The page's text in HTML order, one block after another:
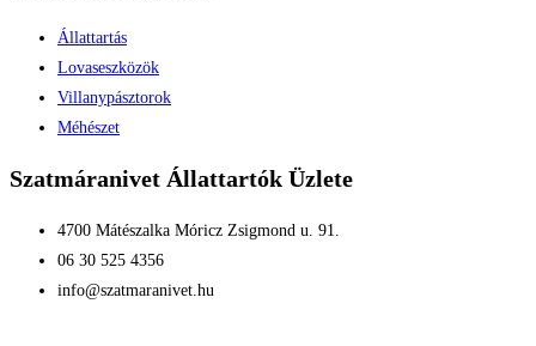
Állattartás
Lovaseszközök
Villanypásztorok
Méhészet
Szatmáranivet Állattartók Üzlete
4700 Mátészalka Móricz Zsigmond u. 91.
06 30 525 4356
info@szatmaranivet.hu